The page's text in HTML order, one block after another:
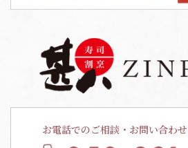
お電話でのご相談・お問い合わせ